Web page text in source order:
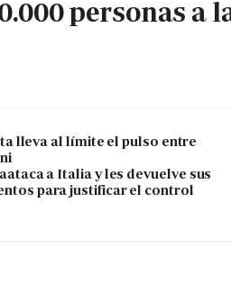
personas a
lleva al límite el pulso entre
a Italia y les devuelve sus
para justificar el control